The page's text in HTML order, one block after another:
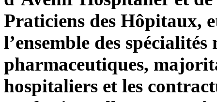
Praticiens des Hôpitaux,
l’ensemble des
pharmaceutiques,
hospitaliers et les